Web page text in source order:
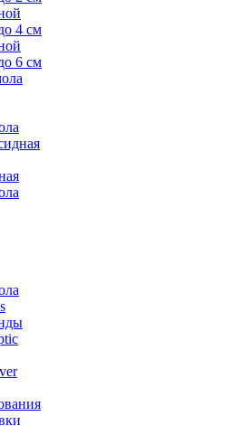
4 см
6 см